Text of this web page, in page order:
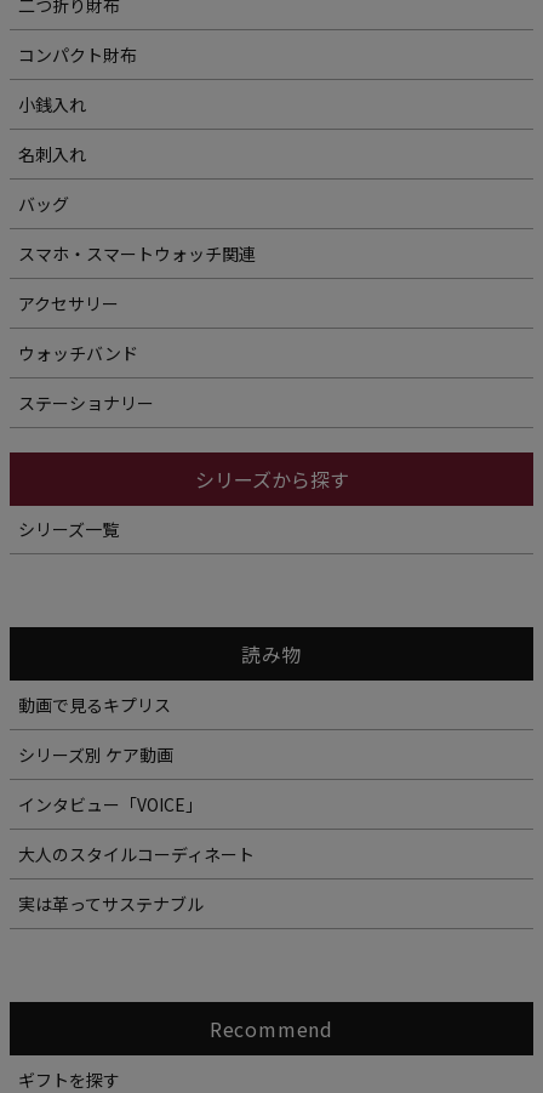
コンパクト財布
小銭入れ
名刺入れ
バッグ
スマホ・スマートウォッチ関連
アクセサリー
ウォッチバンド
ステーショナリー
シリーズから探す
シリーズ一覧
読み物
動画で見るキプリス
シリーズ別 ケア動画
インタビュー「VOICE」
大人のスタイルコーディネート
実は革ってサステナブル
Recommend
ギフトを探す